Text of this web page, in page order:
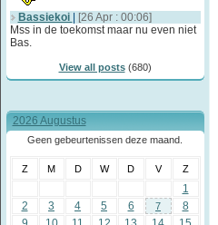
Bassiekoi
[26 Apr : 00:06]
Mss in de toekomst maar nu even niet
Bas.
View all posts(680)
2026 Augustus
Geen gebeurtenissen deze maand.
Z M D W D V Z
1
2
3 4 5 6 7
8